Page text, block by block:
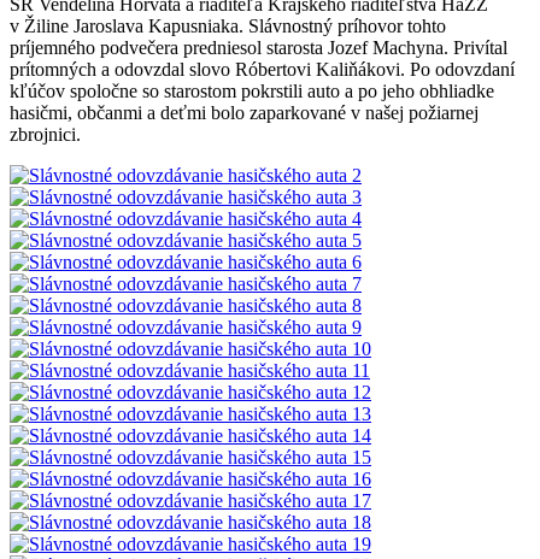
v Žiline Jaroslava Kapusniaka. Slávnostný príhovor tohto
príjemného podvečera predniesol starosta Jozef Machyna. Privítal
prítomných a odovzdal slovo Róbertovi Kaliňákovi. Po odovzdaní
kľúčov spoločne so starostom pokrstili auto a po jeho obhliadke
hasičmi, občanmi a deťmi bolo zaparkované v našej požiarnej
zbrojnici.